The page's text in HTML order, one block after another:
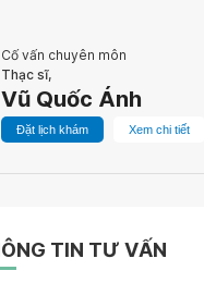
Cố vấn chuyên môn
Thạc sĩ,
Vũ Quốc Ánh
Đặt lịch khám Xem chi tiết
TIN TƯ VẤN